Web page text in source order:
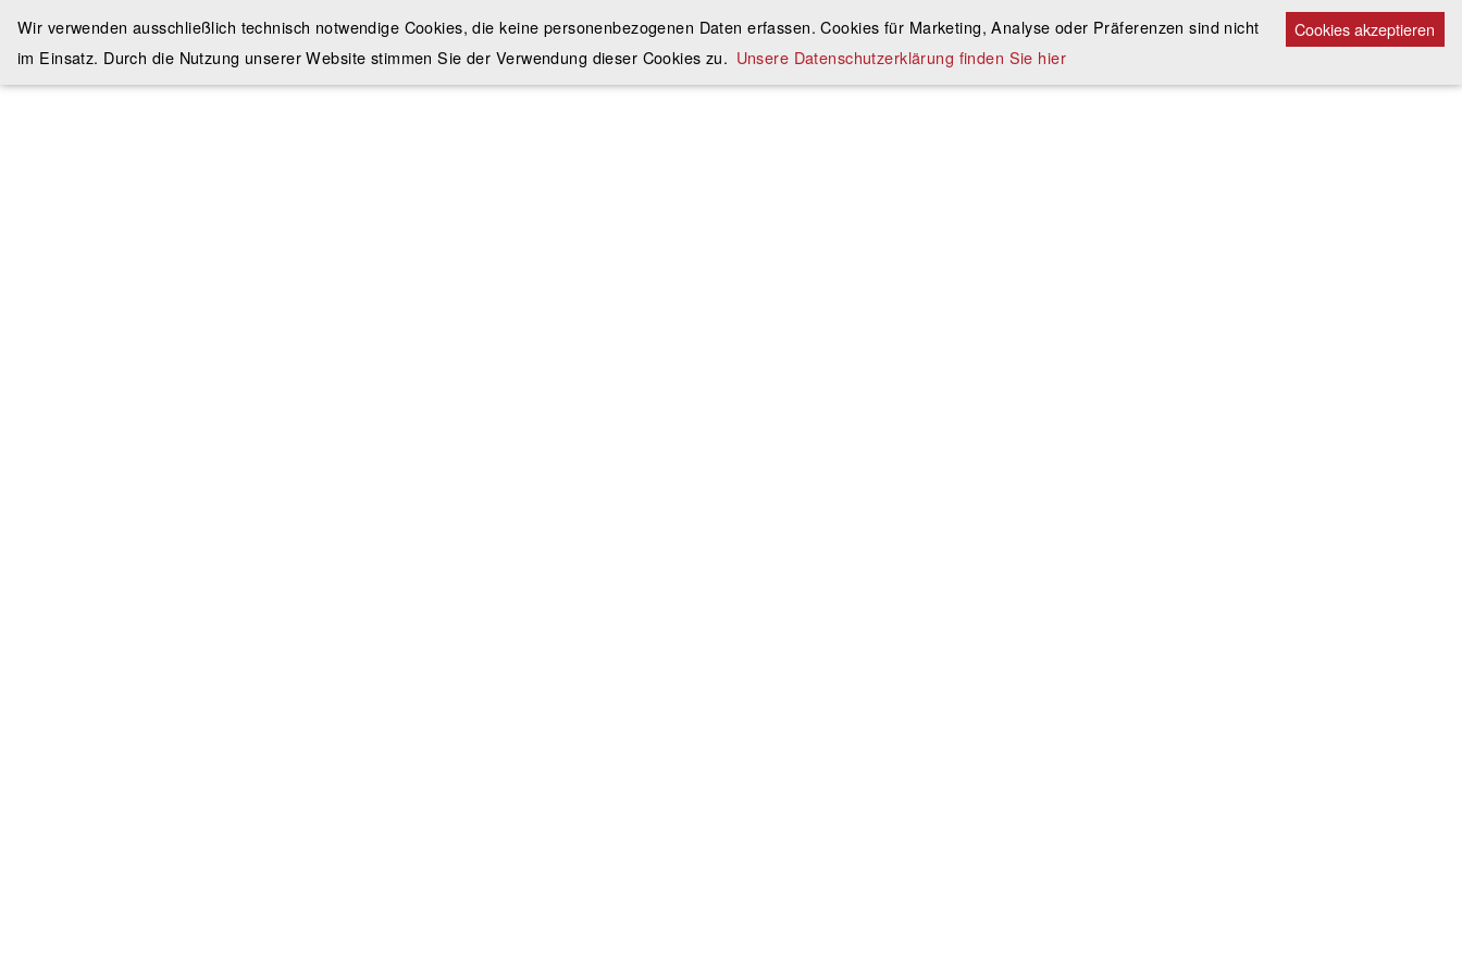
Cookies akzeptieren
Wir verwenden ausschließlich technisch notwendige Cookies, die keine personenbezogenen Daten erfassen. Cookies für Marketing, Analyse oder Präferenzen sind nicht
im Einsatz. Durch die Nutzung unserer Website stimmen Sie der Verwendung dieser Cookies zu. Unsere Datenschutzerklärung finden Sie hier